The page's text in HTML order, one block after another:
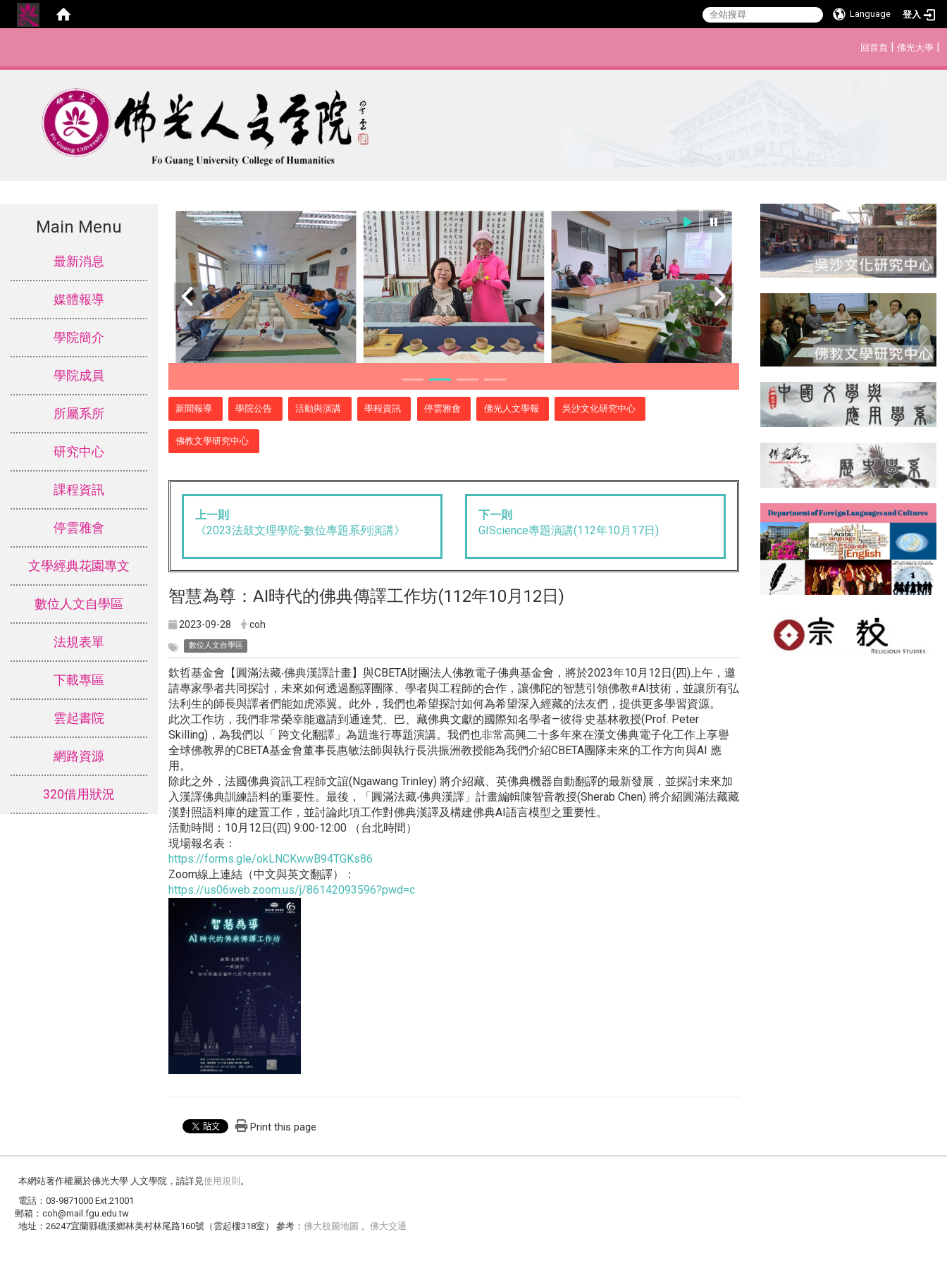
Language 登入
回首頁 | 佛光大學 |
Main Menu
最新消息
媒體報導
學院簡介
學院成員
所屬系所
研究中心
課程資訊
停雲雅會
文學經典花園專文
數位人文自學區
法規表單
下載專區
雲起書院
網路資源
320借用狀況
新聞報導 學院公告 活動與演講 學程資訊 停雲雅會 佛光人文學報 吳沙文化研究中心
佛教文學研究中心
上一則
《2023法鼓文理學院-數位專題系列演講》
下一則
GIScience專題演講(112年10月17日)
智慧為尊：AI時代的佛典傳譯工作坊(112年10月12日)
2023-09-28 coh
數位人文自學區
欽哲基金會【圓滿法藏‧佛典漢譯計畫】與CBETA財團法人佛教電子佛典基金會，將於2023年10月12日(四)上午，邀
請專家學者共同探討，未來如何透過翻譯團隊、學者與工程師的合作，讓佛陀的智慧引領佛教#AI技術，並讓所有弘
法利生的師長與譯者們能如虎添翼。此外，我們也希望探討如何為希望深入經藏的法友們，提供更多學習資源。
此次工作坊，我們非常榮幸能邀請到通達梵、巴、藏佛典文獻的國際知名學者—彼得·史基林教授(Prof. Peter
Skilling)，為我們以「 跨文化翻譯」為題進行專題演講。我們也非常高興二十多年來在漢文佛典電子化工作上享譽
全球佛教界的CBETA基金會董事長惠敏法師與執行長洪振洲教授能為我們介紹CBETA團隊未來的工作方向與AI 應
用。
除此之外，法國佛典資訊工程師文誼(Ngawang Trinley) 將介紹藏、英佛典機器自動翻譯的最新發展，並探討未來加
入漢譯佛典訓練語料的重要性。最後，「圓滿法藏‧佛典漢譯」計畫編輯陳智音教授(Sherab Chen) 將介紹圓滿法藏藏
漢對照語料庫的建置工作，並討論此項工作對佛典漢譯及構建佛典AI語言模型之重要性。
活動時間：10月12日(四) 9:00-12:00 （台北時間）
現場報名表：
https://forms.gle/okLNCKwwB94TGKs86
Zoom線上連結（中文與英文翻譯）：
https://us06web.zoom.us/j/86142093596?pwd=c
Print this page
本網站著作權屬於佛光大學 人文學院，請詳見 使用規則 。
電話：03-9871000 Ext.21001
郵箱：coh@mail.fgu.edu.tw
地址：26247宜蘭縣礁溪鄉林美村林尾路160號（雲起樓318室） 參考： 佛大校圖地圖 佛大交通